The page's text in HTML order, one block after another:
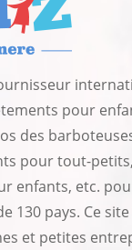
pour
des
pour tout-
enfants, etc.
130 pays. Ce
et petites